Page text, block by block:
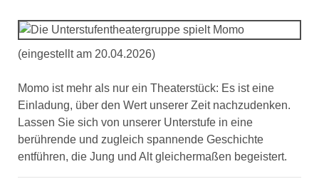
(eingestellt am 20.04.2026)
Momo ist mehr als nur ein Theaterstück: Es ist eine
Einladung, über den Wert unserer Zeit nachzudenken.
Lassen Sie sich von unserer Unterstufe in eine
berührende und zugleich spannende Geschichte
entführen, die Jung und Alt gleichermaßen begeistert.